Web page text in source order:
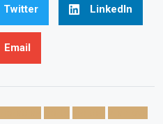
Twitter LinkedIn
Email